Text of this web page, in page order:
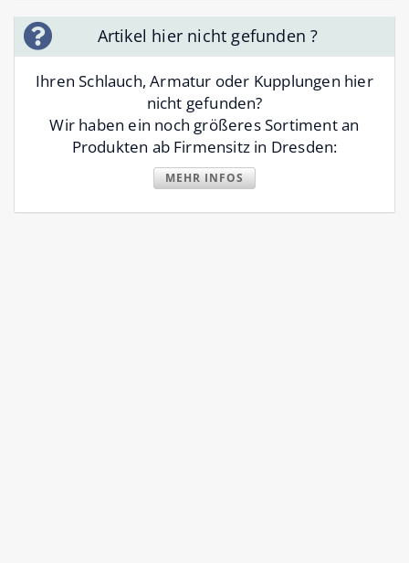
Artikel hier nicht gefunden ?
Ihren Schlauch, Armatur oder Kupplungen hier
nicht gefunden?
Wir haben ein noch größeres Sortiment an
Produkten ab Firmensitz in Dresden:
MEHR INFOS